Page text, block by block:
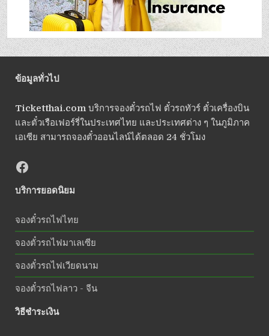
ข้อมูลทั่วไป
Ticketthai.comบริการจองตั๋วรถไฟ ตั๋วรถทัวร์ ตั๋วเครื่องบิน
และตั๋วเรือเฟอร์รี่ในประเทศไทย และประเทศต่าง ๆ ในภูมิภาค
เอเซีย สามารถจองตั๋วออนไลน์ได้ตลอด 24 ชั่วโมง
บริการยอดนิยม
จองตั๋วรถไฟไทย
จองตั๋วรถไฟมาเลเซีย
จองตั๋วรถไฟเวียดนาม
จองตั๋วรถไฟลาว - จีน
วิธีชำระเงิน